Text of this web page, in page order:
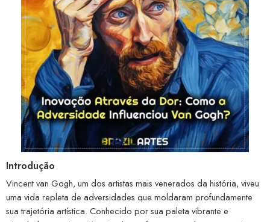
Introdução
Vincent van Gogh, um dos artistas mais venerados da história, viveu
uma vida repleta de adversidades que moldaram profundamente
sua trajetória artística. Conhecido por sua paleta vibrante e